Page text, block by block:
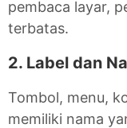
pembaca layar,
terbatas.
2. Label dan
Tombol, menu,
memiliki nama